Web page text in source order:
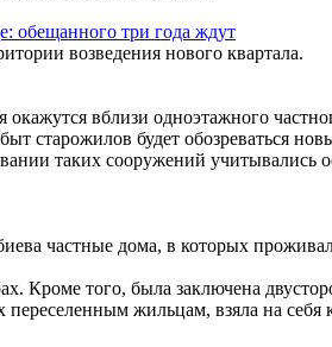
возведения нового квартала.
вблизи одноэтажного
старожилов будет обозреваться
таких сооружений
частные дома, в которых
того, была заключена
жильцам, взяла на